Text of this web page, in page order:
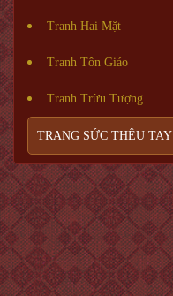
Tranh Hai Mặt
Tranh Tôn Giáo
Tranh Trừu Tượng
TRANG SỨC THÊU TAY